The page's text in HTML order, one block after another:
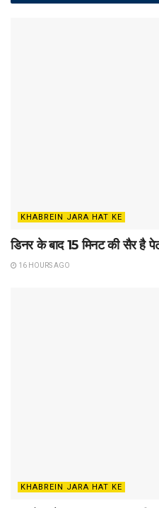
KHABREIN JARA HAT KE
डिनर के बाद 15 मिनट की सैर है
16 HOURS AGO
KHABREIN JARA HAT KE